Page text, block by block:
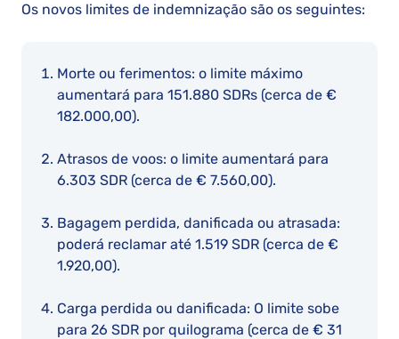
Os novos limites de indemnização são os seguintes:
Morte ou ferimentos: o limite máximo
aumentará para 151.880 SDRs (cerca de €
182.000,00).
Atrasos de voos: o limite aumentará para
6.303 SDR (cerca de € 7.560,00).
Bagagem perdida, danificada ou atrasada:
poderá reclamar até 1.519 SDR (cerca de €
1.920,00).
Carga perdida ou danificada: O limite sobe
para 26 SDR por quilograma (cerca de € 31